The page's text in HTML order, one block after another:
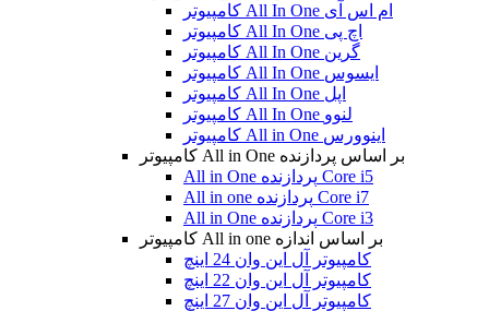
کامپیوتر All In One ام اس آی
کامپیوتر All In One اچ پی
کامپیوتر All In One گرین
کامپیوتر All In One ایسوس
کامپیوتر All In One اپل
کامپیوتر All In One لنوو
کامپیوتر All in One اینوورس
کامپیوتر All in One بر اساس پردازنده
All in One پردازنده Core i5
All in one پردازنده Core i7
All in One پردازنده Core i3
کامپیوتر All in one بر اساس اندازه
کامپیوتر آل این وان 24 اینچ
کامپیوتر آل این وان 22 اینچ
کامپیوتر آل این وان 27 اینچ